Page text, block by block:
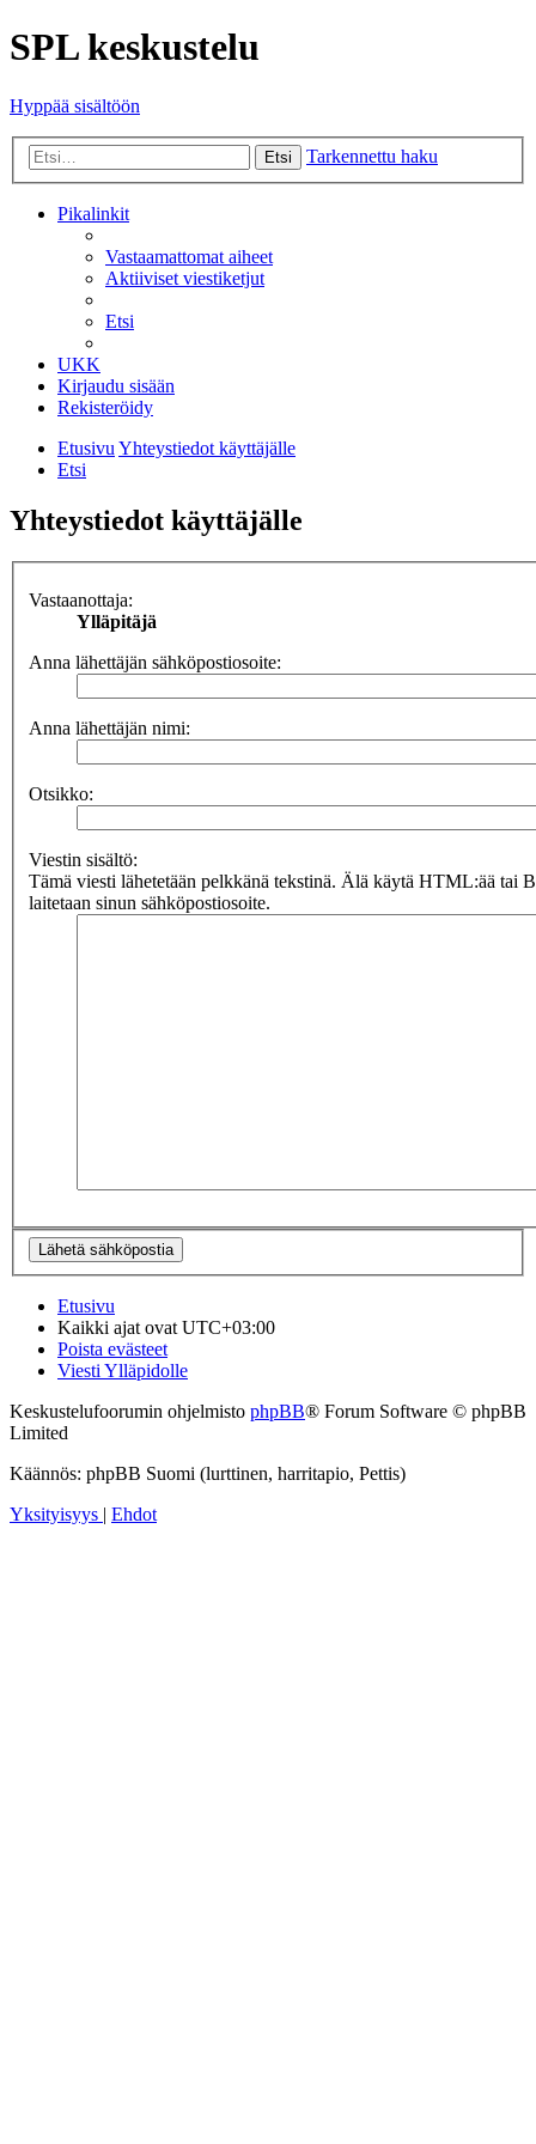
SPL keskustelu
Hyppää sisältöön
Etsi Tarkennettu haku
Pikalinkit
Vastaamattomat aiheet
Aktiiviset viestiketjut
Etsi
UKK
Kirjaudu sisään
Rekisteröidy
EtusivuYhteystiedot käyttäjälle
Etsi
Yhteystiedot käyttäjälle
Vastaanottaja:
Ylläpitäjä
Anna lähettäjän sähköpostiosoite:
Anna lähettäjän nimi:
Otsikko:
Viestin sisältö:
Tämä viesti lähetetään pelkkänä tekstinä. Älä käytä HTML:ää tai
laitetaan sinun sähköpostiosoite.
Etusivu
Kaikki ajat ovatUTC+03:00
Poista evästeet
Viesti Ylläpidolle
Keskustelufoorumin ohjelmisto phpBB® Forum Software © phpBB
Limited
Käännös: phpBB Suomi (lurttinen, harritapio, Pettis)
Yksityisyys
Ehdot